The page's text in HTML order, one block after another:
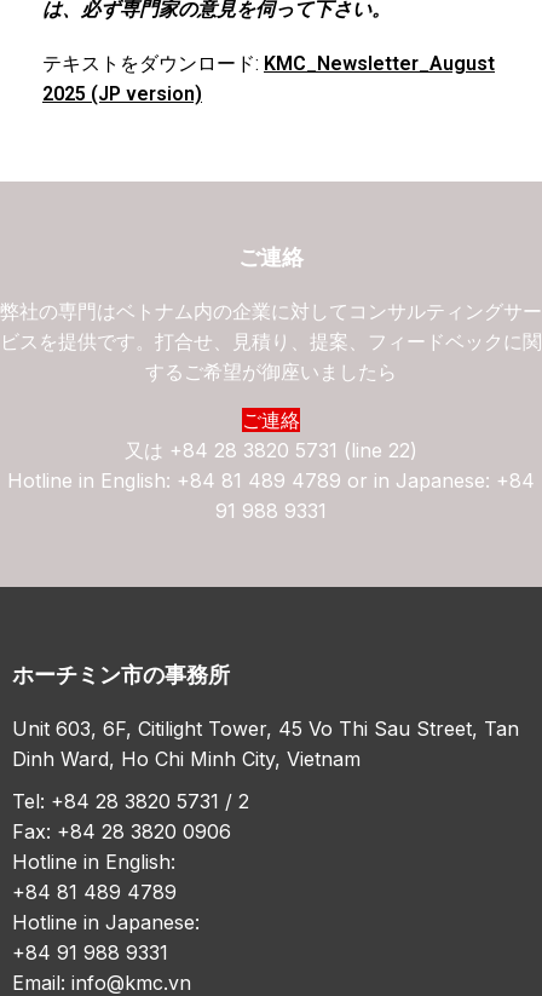
は、必ず専門家の意見を伺って下さい。
テキストをダウンロード: KMC_Newsletter_August
2025 (JP version)
ご連絡
弊社の専門はベトナム内の企業に対してコンサルティングサー
ビスを提供です。打合せ、見積り、提案、フィードベックに関
するご希望が御座いましたら
ご連絡
又は +84 28 3820 5731 (line 22)
Hotline in English: +84 81 489 4789 or in Japanese: +84
91 988 9331
ホーチミン市の事務所
Unit 603, 6F, Citilight Tower, 45 Vo Thi Sau Street, Tan
Dinh Ward, Ho Chi Minh City, Vietnam
Tel: +84 28 3820 5731 / 2
Fax: +84 28 3820 0906
Hotline in English:
+84 81 489 4789
Hotline in Japanese:
+84 91 988 9331
Email:info@kmc.vn